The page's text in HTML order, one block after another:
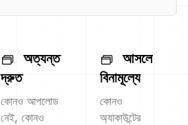
অত্যন্ত
দ্রুত
কোনও আপলোড
নেই, কোনও
আসলে
বিনামূল্যে
কোনও
অ্যাকাউন্টের